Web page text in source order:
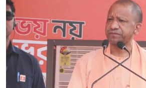
उत्तर प्रदेश के मुख्यमंत्री योगी आदित्यनाथ […]